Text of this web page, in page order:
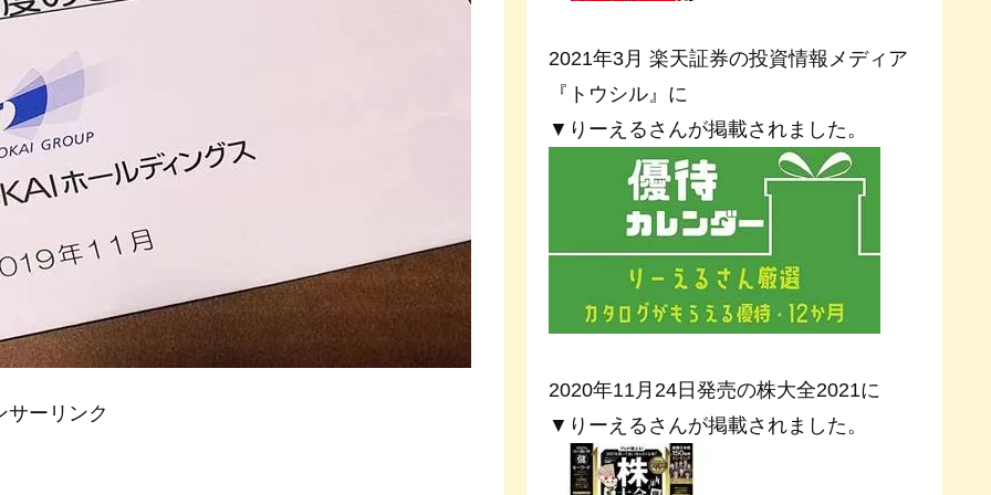
サーリンク
2021年3月 楽天証券の投資情報メディア
『トウシル』に
▼りーえるさんが掲載されました。
2020年11月24日発売の株大全2021に
▼りーえるさんが掲載されました。